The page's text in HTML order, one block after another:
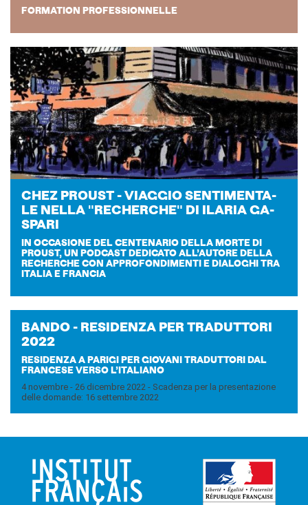
FORMATION PROFESSIONNELLE
CHEZ PROU­ST - VIAG­GIO SEN­TI­MEN­TA­
LE NELLA "RE­CHER­CHE" DI ILA­RIA GA­
SPA­RI
IN OCCASIONE DEL CENTENARIO DELLA MORTE DI
PROUST, UN PODCAST DEDICATO ALL’AUTORE DELLA
RECHERCHE CON APPROFONDIMENTI E DIALOGHI TRA
ITALIA E FRANCIA
BANDO - RE­SI­DEN­ZA PER TRA­DUT­TO­RI
2022
RESIDENZA A PARIGI PER GIOVANI TRADUTTORI DAL
FRANCESE VERSO L’ITALIANO
4 novembre - 26 dicembre 2022 - Scadenza per la presentazione
delle domande: 16 settembre 2022